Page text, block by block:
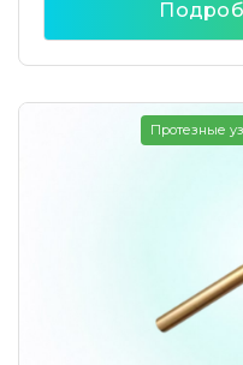
Протезные